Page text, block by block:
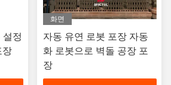
설정
장
화면
자동 유연 로봇 포장 자동
화 로봇으로 벽돌 공장 포
장